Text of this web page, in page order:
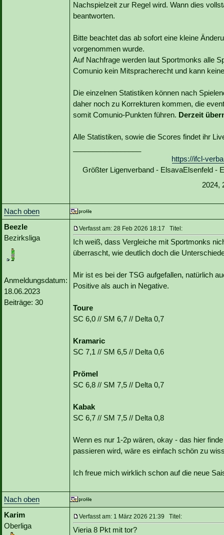
Nachspielzeit zur Regel wird. Wann dies
beantworten.
Bitte beachtet das ab sofort eine kleine
vorgenommen wurde.
Auf Nachfrage werden laut Sportmonks alle
Comunio kein Mitspracherecht und kann
Die einzelnen Statistiken können nach
daher noch zu Korrekturen kommen, die
somit Comunio-Punkten führen. Derzeit
Alle Statistiken, sowie die Scores findet ihr
https://ifcl-
Größter Ligenverband - ElsavaElsenfeld -
2024,
Nach oben
Beezle
Bezirksliga
Anmeldungsdatum:
18.06.2023
Beiträge: 30
Verfasst am: 28 Feb 2026 18:17 Titel:
Ich weiß, dass Vergleiche mit Sportmonks
überrascht, wie deutlich doch die
Mir ist es bei der TSG aufgefallen, natürlich
Positive als auch in Negative.
Toure
SC 6,0 // SM 6,7 // Delta 0,7
Kramaric
SC 7,1 // SM 6,5 // Delta 0,6
Prömel
SC 6,8 // SM 7,5 // Delta 0,7
Kabak
SC 6,7 // SM 7,5 // Delta 0,8
Wenn es nur 1-2p wären, okay - das hier
passieren wird, wäre es einfach schön zu
Ich freue mich wirklich schon auf die neue
Nach oben
Karim
Oberliga
Verfasst am: 1 März 2026 21:39 Titel:
Vieria 8 Pkt mit tor?